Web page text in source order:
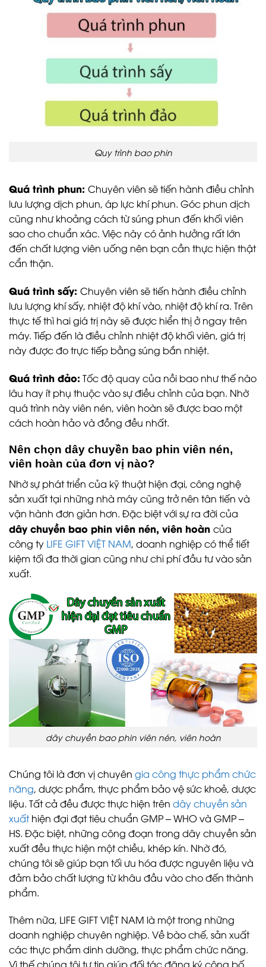
Quy trình bao phin
Quá trình phun: Chuyên viên sẽ tiến hành điều chỉnh
lưu lượng dịch phun, áp lực khí phun. Góc phun dịch
cũng như khoảng cách từ súng phun đến khối viên
sao cho chuẩn xác. Việc này có ảnh hưởng rất lớn
đến chất lượng viên uống nên bạn cần thực hiện thật
cẩn thận.
Quá trình sấy: Chuyên viên sẽ tiến hành điều chỉnh
lưu lượng khí sấy, nhiệt độ khí vào, nhiệt độ khí ra. Trên
thực tế thì hai giá trị này sẽ được hiển thị ở ngay trên
máy. Tiếp đến là điều chỉnh nhiệt độ khối viên, giá trị
này được đo trực tiếp bằng súng bắn nhiệt.
Quá trình đảo: Tốc độ quay của nồi bao như thế nào
lâu hay ít phụ thuộc vào sự điều chỉnh của bạn. Nhờ
quá trình này viên nén, viên hoàn sẽ được bao một
cách hoàn hảo và đồng đều nhất.
Nên chọn dây chuyền bao phin viên nén,
viên hoàn của đơn vị nào?
Nhờ sự phát triển của kỹ thuật hiện đại, công nghệ
sản xuất tại những nhà máy cũng trở nên tân tiến và
vận hành đơn giản hơn. Đặc biệt với sự ra đời của
dây chuyền bao phin viên nén, viên hoàn của
công ty LIFE GIFT VIỆT NAM, doanh nghiệp có thể tiết
kiệm tối đa thời gian cũng như chi phí đầu tư vào sản
xuất.
dây chuyền bao phin viên nén, viên hoàn
Chúng tôi là đơn vị chuyên gia công thực phẩm chức
năng, dược phẩm, thực phẩm bảo vệ sức khoẻ, dược
liệu. Tất cả đều được thực hiện trên dây chuyền sản
xuấthiện đại đạt tiêu chuẩn GMP – WHO và GMP –
HS. Đặc biệt, những công đoạn trong dây chuyền sản
xuất đều thực hiện một chiều, khép kín. Nhờ đó,
chúng tôi sẽ giúp bạn tối ưu hóa được nguyên liệu và
đảm bảo chất lượng từ khâu đầu vào cho đến thành
phẩm.
Thêm nữa, LIFE GIFT VIỆT NAM là một trong những
doanh nghiệp chuyên nghiệp. Về bào chế, sản xuất
các thực phẩm dinh dưỡng, thực phẩm chức năng.
Vì thế chúng tôi tự tin giúp đối tác đăng ký công bố